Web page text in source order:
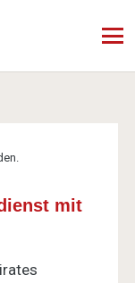
mit